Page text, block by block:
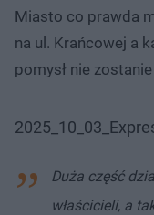
Miasto co prawda
na ul. Krańcowej a
pomysł nie
Duża część
właścicieli, a